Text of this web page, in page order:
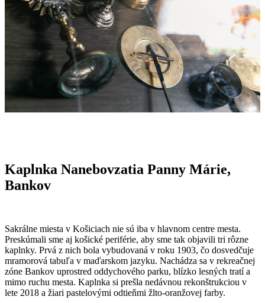
Kaplnka Nanebovzatia Panny Márie,
Bankov
Sakrálne miesta v Košiciach nie sú iba v hlavnom centre mesta.
Preskúmali sme aj košické periférie, aby sme tak objavili tri rôzne
kaplnky. Prvá z nich bola vybudovaná v roku 1903, čo dosvedčuje
mramorová tabuľa v maďarskom jazyku. Nachádza sa v rekreačnej
zóne Bankov uprostred oddychového parku, blízko lesných tratí a
mimo ruchu mesta. Kaplnka si prešla nedávnou rekonštrukciou v
lete 2018 a žiari pastelovými odtieňmi žlto-oranžovej farby.